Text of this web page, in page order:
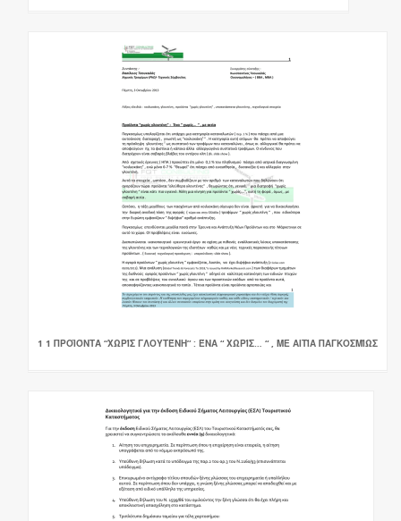
1 1 ΠΡΟΪΌΝΤΑ “ΧΩΡΊΣ ΓΛΟΥΤΈΝΗ” : ΈΝΑ “ ΧΩΡΊΣ… “ , ΜΕ ΑΙΤΊΑ ΠΑΓΚΟΣΜΊΩΣ